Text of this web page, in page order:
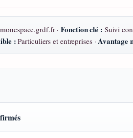
monespace.grdf.fr ·Fonction clé : Suivi
: Particuliers et entreprises · Avantage